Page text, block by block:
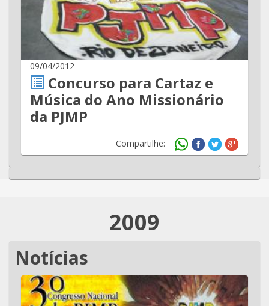
09/04/2012
Concurso para Cartaz e
Música do Ano Missionário
da PJMP
Compartilhe:
2009
Notícias